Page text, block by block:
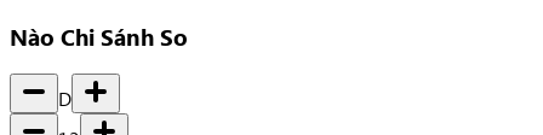
Nào Chi Sánh So
D